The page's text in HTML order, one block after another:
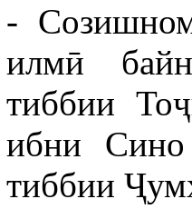
-
илмӣ
тиббии
ибни Сино
тиббии